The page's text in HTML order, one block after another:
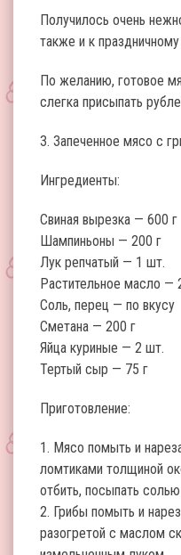
Получилось очень
также и к
По желанию, готовое
слегка присыпать
3. Запеченное мясо с
Ингредиенты:
Свиная вырезка — 600 г
Шампиньоны — 200 г
Лук репчатый — 1 шт.
Растительное масло —
Соль, перец — по вкусу
Сметана — 200 г
Яйца куриные — 2 шт.
Тертый сыр — 75 г
Приготовление:
1. Мясо помыть и
ломтиками толщиной
отбить, посыпать
2. Грибы помыть и
разогретой с маслом